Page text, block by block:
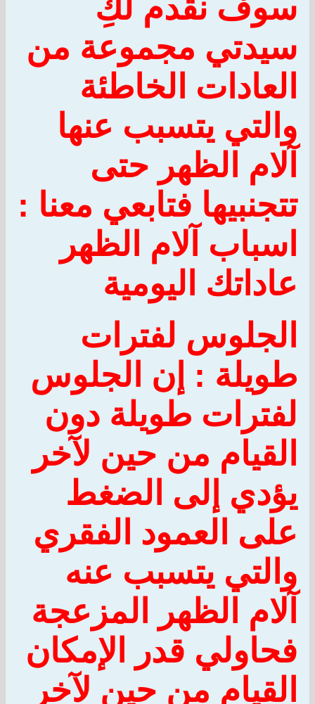
سوف نقدم لكِ
سيدتي مجموعة من
العادات الخاطئة
والتي يتسبب عنها
آلام الظهر حتى
تتجنبيها فتابعي معنا :
اسباب آلام الظهر
عاداتك اليومية
الجلوس لفترات
طويلة : إن الجلوس
لفترات طويلة دون
القيام من حين لآخر
يؤدي إلى الضغط
على العمود الفقري
والتي يتسبب عنه
آلام الظهر المزعجة
فحاولي قدر الإمكان
القيام من حين لآخر